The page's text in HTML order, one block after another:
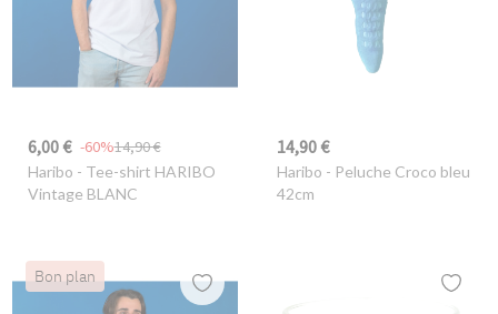
6,00 € 14,90 €
-60%
Haribo - Tee-shirt HARIBO
Vintage BLANC
14,90 €
Haribo - Peluche Croco bleu
42cm
Bon plan